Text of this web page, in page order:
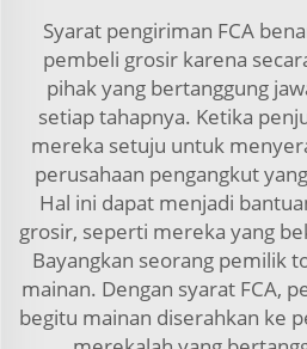
Syarat pengiriman FCA
pembeli grosir karena
pihak yang bertanggung
setiap tahapnya. Ketika
mereka setuju untuk
perusahaan pengangkut
Hal ini dapat menjadi
grosir, seperti mereka yang
Bayangkan seorang pemilik
mainan. Dengan syarat FCA,
begitu mainan diserahkan ke